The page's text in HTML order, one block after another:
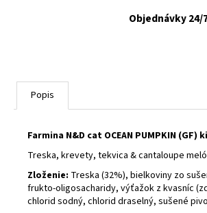
Objednávky 24/
Popis
Farmina N&D cat OCEAN PUMPKIN
Treska, krevety, tekvica & cantaloupe
Zloženie: Treska (32%), bielkoviny zo
frukto-oligosacharidy, výťažok z kvasníc
chlorid sodný, chlorid draselný, sušené